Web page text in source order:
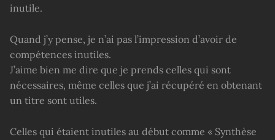
inutile.
Quand j’y pense, je n’ai pas l’impression d’avoir de
compétences inutiles.
J’aime bien me dire que je prends celles qui sont
nécessaires, même celles que j’ai récupéré en obtenant
un titre sont utiles.
Celles qui étaient inutiles au début comme « Synthèse